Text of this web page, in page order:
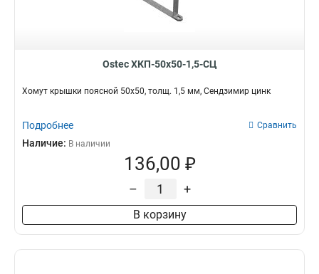
Ostec ХКП-50х50-1,5-СЦ
Хомут крышки поясной 50х50, толщ. 1,5 мм, Сендзимир цинк
Подробнее Сравнить
Наличие: В наличии
136,00 ₽
– +
В корзину